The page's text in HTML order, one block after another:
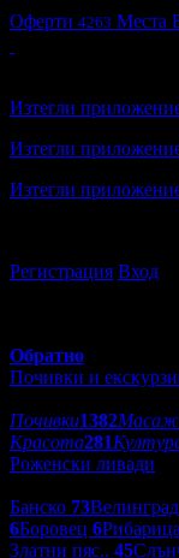
Оферти 4263 Места
Изтегли
Изтегли
Изтегли
Регистрация Вход
Обратно
Почивки и
Почивки1382
Красота281
Роженски ливади
Банско 73Велинград
6Боровец 6Рибарица
Златни пяс.. 45